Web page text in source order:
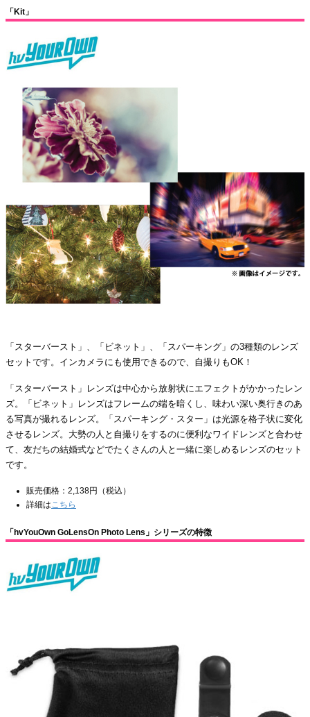
「Kit」
「スターバースト」、「ビネット」、「スパーキング」の3種類のレンズ
セットです。インカメラにも使用できるので、自撮りもOK！
「スターバースト」レンズは中心から放射状にエフェクトがかかったレン
ズ。「ビネット」レンズはフレームの端を暗くし、味わい深い奥行きのあ
る写真が撮れるレンズ。「スパーキング・スター」は光源を格子状に変化
させるレンズ。大勢の人と自撮りをするのに便利なワイドレンズと合わせ
て、友だちの結婚式などでたくさんの人と一緒に楽しめるレンズのセット
です。
販売価格：2,138円（税込）
詳細はこちら
「hvYouOwn GoLensOn Photo Lens」シリーズの特徴